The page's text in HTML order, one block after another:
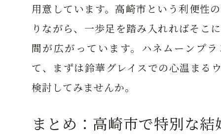
用意しています。高崎市という利便性
りながら、一歩足を踏み入れればそこ
間が広がっています。ハネムーンプ
て、まずは鈴華グレイスでの心温まる
検討してみませんか。
まとめ：高崎市で特別な